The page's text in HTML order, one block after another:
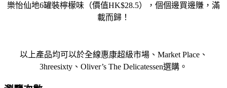
樂怡仙地6罐裝檸檬味（價值HK$28.5），個個邊買邊賺，滿
載而歸！
以上產品均可以於全線惠康超級市場、Market Place、
3hreesixty、Oliver’s The Delicatessen選購。